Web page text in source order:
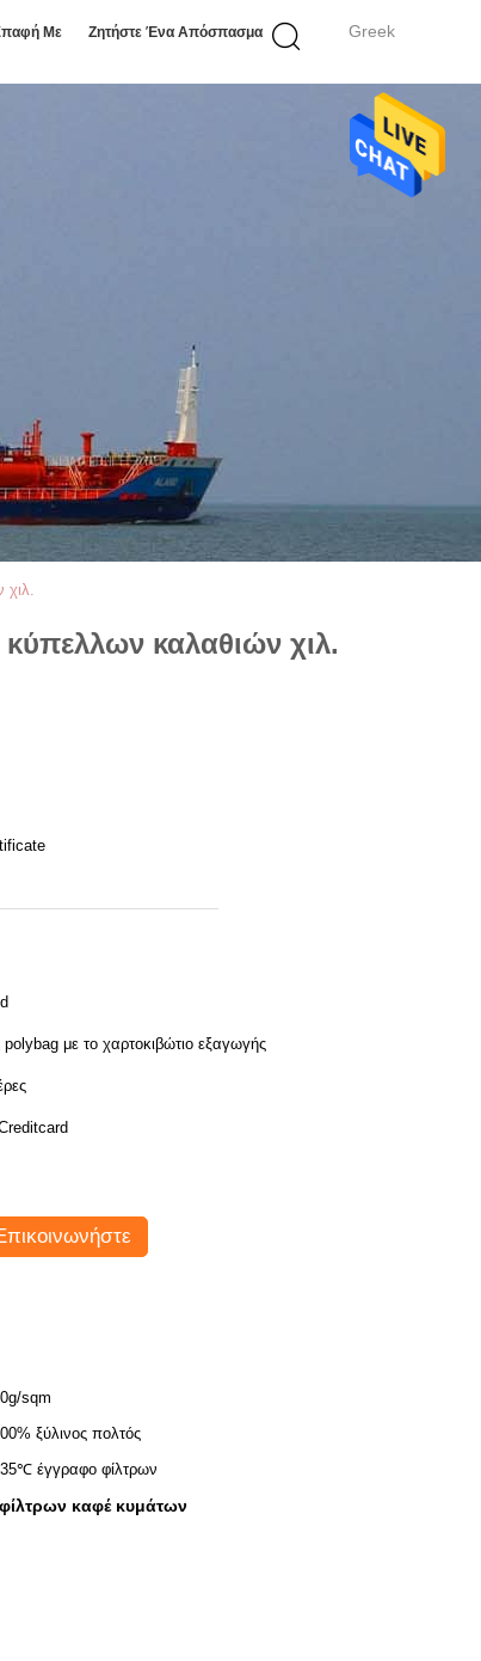
Greek
Με Ζητήστε Ένα Απόσπασμα
χιλ.
καλαθιών χιλ.
polybag με το χαρτοκιβώτιο εξαγωγής
sqm
ξύλινος πολτός
έγγραφο φίλτρων
καφέ κυμάτων